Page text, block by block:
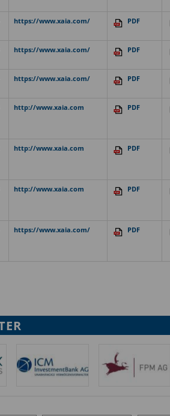
https://www.xaia.com/ PDF
https://www.xaia.com/ PDF
https://www.xaia.com/ PDF
http://www.xaia.com PDF
http://www.xaia.com PDF
http://www.xaia.com PDF
https://www.xaia.com/ PDF